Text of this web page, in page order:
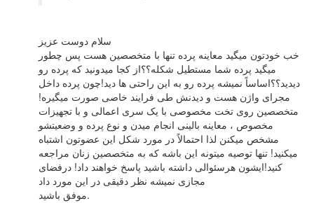
سلام دوست عزیز
خب خودتون میگید معاینه پرده تنها با متخصصین هست پس چطور
میگید پرده شما مستطیل شکله؟؟از کجا میدونید که پرده رو
دیدید؟؟اساساً نمیشه پرده رو به این راحتی ها دید!چون پرده داخل
مجرای واژن هست و دیدنش طی فرایند خاصی صورت میگیره!
متخصصین روی تخت مخصوصی با یک سری اعمالی و با تجهیزات
مخصوص ، معاینه بالینی انجام میدن و نوع پرده و وضعیتشو
مشخص میکنن لذا احتمالاً در مورد شکل این عضوتون اشتباه
میکنید! تنها توصیه میتونه این باشه که به متخصصین زنان مراجعه
کنید!ایشون هرسئوالی داشته باشید پاسخ خواهند داد! درفضای
مجازی نمیشه نظر دقیقی در این مورد داد
موفق باشید.